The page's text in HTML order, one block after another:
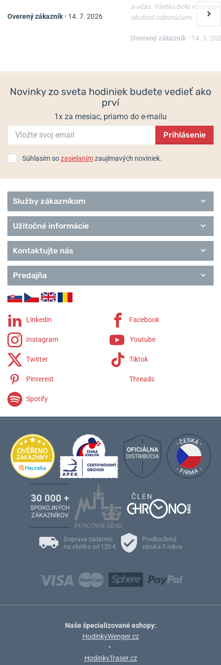
Classic
Style
Trend
Boccia Titanium 3378-02 Boccia Titanium 3277-03
Skladom
Overený zákazník • 14. 7. 2026
a včas. Všetko bolo v
obchod odporúčam.
Overený zákazník • 14. 5.
Novinky zo sveta hodiniek budete vedieť ako
prví
1x za mesiac, priamo do e-mailu
Prihlásenie
Súhlasím sozasielanímzaujímavých noviniek.
Služby zákazníkom
Užitočné informácie
Kontaktujte nás
Predajňa
Linkedin Facebook
Instagram Youtube
Twitter Tiktok
Pinterest Threads
Spotify
Doprava zadarmo
na všetko od 120 €
Prodloužená
záruka 5 rokov
Naše špecializované eshopy:
HodinkyWenger.cz
•
HodinkyTraser.cz